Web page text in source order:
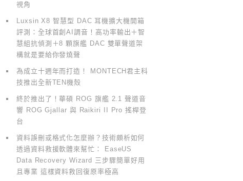
視角
Luxsin X8 智慧型 DAC 耳機擴大機開箱
評測：全球首創AI調音！高功率輸出＋智
慧組抗偵測＋8 顆旗艦 DAC 雙單聲道架
構就是要給你發燒聲
為成立十週年而打造！ MONTECH君主科
技推出全新TEN機殼
終於推出了！華碩 ROG 旗艦 2.1 聲道音
響 ROG Gjallar 與 Raikiri II Pro 搖桿登
台
資料誤刪或格式化怎麼辦？技術頗析如何
透過資料救援軟體來幫忙： EaseUS
Data Recovery Wizard 三步驟簡單好用
且專業 這樣資料救回復原率極高